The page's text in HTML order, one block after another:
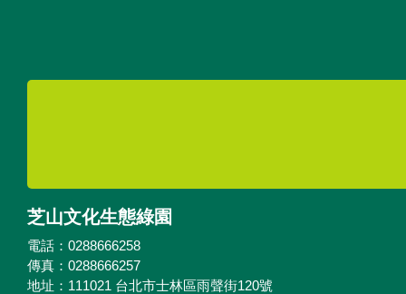
芝山文化生態綠園
電話：0288666258
傳真：0288666257
地址：111021 台北市士林區雨聲街120號